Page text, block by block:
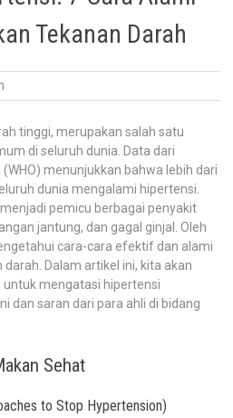
Tekanan Darah
tinggi, merupakan salah satu
di seluruh dunia. Data dari
menunjukkan bahwa lebih dari
dunia mengalami hipertensi.
pemicu berbagai penyakit
jantung, dan gagal ginjal. Oleh
cara-cara efektif dan alami
Dalam artikel ini, kita akan
mengatasi hipertensi
dan saran dari para ahli di bidang
Sehat
to Stop Hypertension)